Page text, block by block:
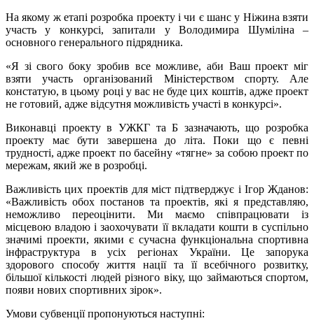
На якому ж етапі розробка проекту і чи є шанс у Ніжина взяти
участь у конкурсі, запитали у Володимира Шуміліна –
основного генерального підрядника.
«Я зі свого боку зробив все можливе, аби Ваш проект міг
взяти участь організований Міністерством спорту. Але
констатую, в цьому році у вас не буде цих коштів, адже проект
не готовий, адже відсутня можливість участі в конкурсі».
Виконавці проекту в УЖКГ та Б зазначають, що розробка
проекту має бути завершена до літа. Поки що є певні
трудності, адже проект по басейну «тягне» за собою проект по
мережам, який же в розробці.
Важливість цих проектів для міст підтверджує і Ігор Жданов:
«Важливість обох постанов та проектів, які я представляю,
неможливо переоцінити. Ми маємо співпрацювати із
місцевою владою і заохочувати її вкладати кошти в суспільно
значимі проекти, якими є сучасна функціональна спортивна
інфраструктура в усіх регіонах України. Це запорука
здорового способу життя нації та її всебічного розвитку,
більшої кількості людей різного віку, що займаються спортом,
появи нових спортивних зірок».
Умови субвенції пропонуються наступні: